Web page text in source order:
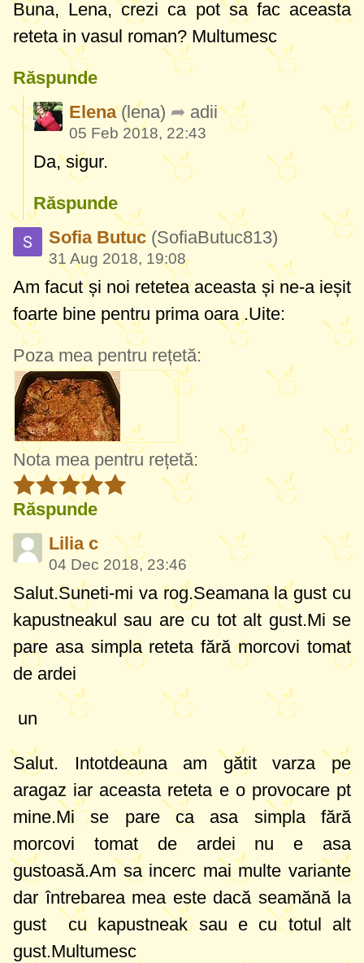
Buna, Lena, crezi ca pot sa fac aceasta
reteta in vasul roman? Multumesc
Răspunde
Elena(lena) adii
05 Feb 2018, 22:43
Da, sigur.
Răspunde
Sofia Butuc (SofiaButuc813)
31 Aug 2018, 19:08
Am facut și noi retetea aceasta și ne-a ieșit
foarte bine pentru prima oara .Uite:
Poza mea pentru rețetă:
Nota mea pentru rețetă:
Răspunde
Lilia c
04 Dec 2018, 23:46
Salut.Suneti-mi va rog.Seamana la gust cu
kapustneakul sau are cu tot alt gust.Mi se
pare asa simpla reteta fără morcovi tomat
de ardei
un
Salut. Intotdeauna am gătit varza pe
aragaz iar aceasta reteta e o provocare pt
mine.Mi se pare ca asa simpla fără
morcovi tomat de ardei nu e asa
gustoasă.Am sa incerc mai multe variante
dar întrebarea mea este dacă seamănă la
gust cu kapustneak sau e cu totul alt
gust.Multumesc